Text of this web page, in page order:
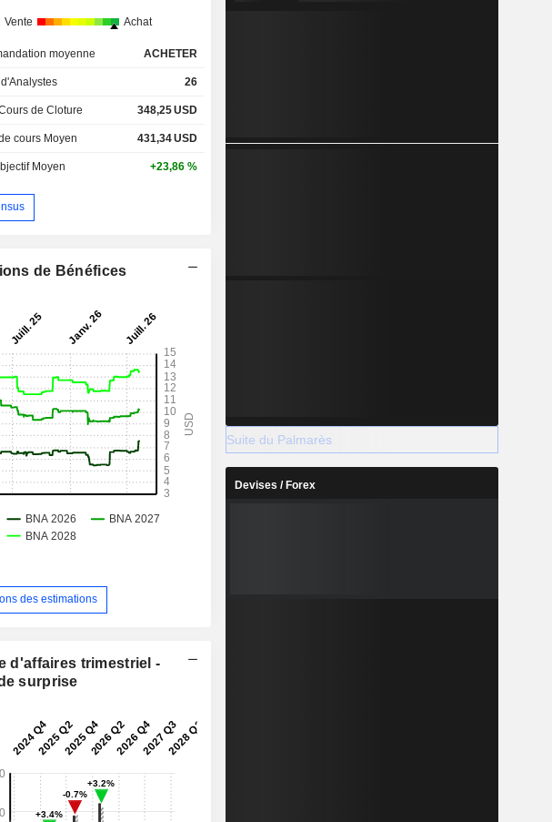
Vente Achat
moyenne ACHETER
26
de Cloture 348,25USD
cours Moyen 431,34USD
Moyen +23,86 %
de Bénéfices
des estimations
d'affaires trimestriel -
surprise
Suite du Palmarès
Devises / Forex